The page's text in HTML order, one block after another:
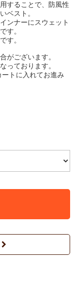
することで、防風性
ベスト。
ンナーにスウェット
す。
す。
がございます。
っております。
トに入れてお進み